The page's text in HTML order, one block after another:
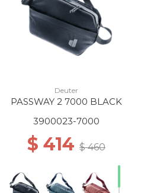
Deuter
PASSWAY 2 7000 BLACK
3900023-7000
$ 414 $ 460